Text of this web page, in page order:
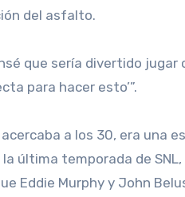
del asfalto.
que sería divertido jugar
para hacer esto’”.
acercaba a los 30, era una
última temporada de
Eddie Murphy y John